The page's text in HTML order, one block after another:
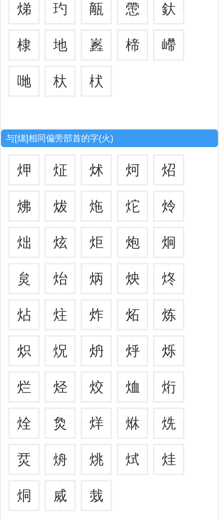
焍 玓 甋 慸 釱
棣 地 嶳 楴 嵽
哋 杕 枤
与[焍]相同偏旁部首的字(火)
炠 炡 炢 炣 炤
炥 炦 炧 炨 炩
炪 炫 炬 炮 炯
炱 炲 炳 炴 炵
炶 炷 炸 炻 炼
炽 炾 炿 烀 烁
烂 烃 烄 烅 烆
烇 烉 烊 烌 烍
烎 烐 烑 烒 烓
烔 烕 烖